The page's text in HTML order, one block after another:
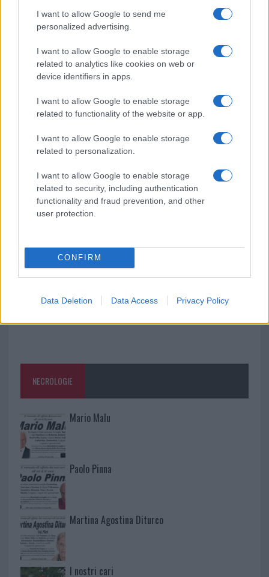
I want to allow Google to send me
personalized advertising.
I want to allow Google to enable storage
related to analytics like cookies on web or
device identifiers in apps.
I want to allow Google to enable storage
related to functionality of the website or app.
I want to allow Google to enable storage
related to personalization.
I want to allow Google to enable storage
related to security, including authentication
functionality and fraud prevention, and other
user protection.
CONFIRM
Data Deletion Data Access Privacy Policy
Pausa caffè impeccabile: come scegliere la
soluzione ideale per la casa e l’ufficio
Monte Pino, la fine di un lungo dolore: storia e
rinascita della strada che segnò la Gallura
Raid nelle campagne di Berchidda, rischio per
ritrova la strada
Nuovi stalli residenti a Palau, il Comune
NECROLOGIE
Mario Malu
Paolo Pinna
Martina Agostina Diturco
I nostri cari